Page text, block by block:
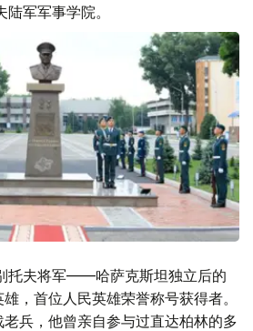
军军事学院。
托夫将军——哈萨克斯坦独立后的
，首位人民英雄荣誉称号获得者。
兵，他曾亲自参与过直达柏林的多